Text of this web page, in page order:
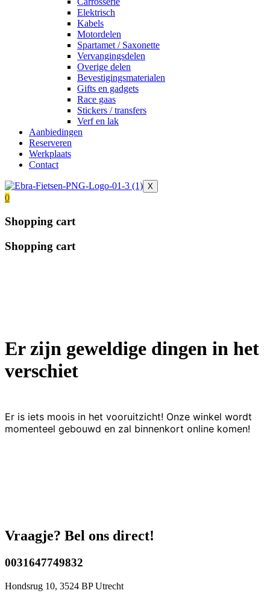
Elektrisch
Kabels
Motordelen
Spartamet / Saxonette
Vervangingsdelen
Overige delen
Bevestigingsmaterialen
Gifts en gadgets
Race gaas
Stickers / transfers
Verf en lak
Aanbiedingen
Reserveren
Werkplaats
Contact
X
0
Shopping cart
Shopping cart
Er zijn geweldige dingen in het
verschiet
Er is iets moois in het vooruitzicht! Onze winkel wordt
momenteel gebouwd en zal binnenkort online komen!
Vraagje? Bel ons direct!
0031647749832
Hondsrug 10, 3524 BP Utrecht